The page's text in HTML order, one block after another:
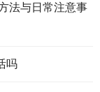
法与日常注意事
吗